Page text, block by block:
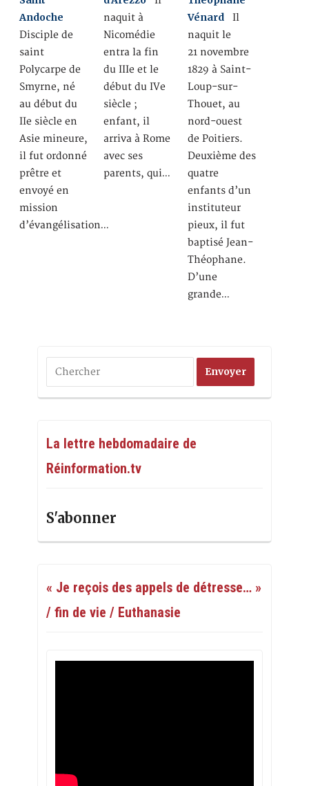
Andoche
Disciple de
saint
Polycarpe de
Smyrne, né
au début du
IIe siècle en
Asie mineure,
il fut ordonné
prêtre et
envoyé en
mission
d’évangélisation…
naquit à
Nicomédie
entra la fin
du IIIe et le
début du IVe
siècle ;
enfant, il
arriva à Rome
avec ses
parents, qui…
Vénard Il
naquit le
21 novembre
1829 à Saint-
Loup-sur-
Thouet, au
nord-ouest
de Poitiers.
Deuxième des
quatre
enfants d’un
instituteur
pieux, il fut
baptisé Jean-
Théophane.
D’une
grande…
La lettre hebdomadaire de
Réinformation.tv
S'abonner
« Je reçois des appels de détresse… »
/ fin de vie / Euthanasie